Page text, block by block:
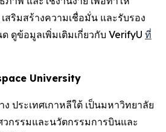
สริมสร้างความเชื่อมั่น และรับรอง
ดูข้อมูลเพิ่มเติมเกี่ยวกับ VerifyU ที่
University
ง ประเทศเกาหลีใต้ เป็นมหาวิทยาลัย
กรรมและนวัตกรรมการบินและ